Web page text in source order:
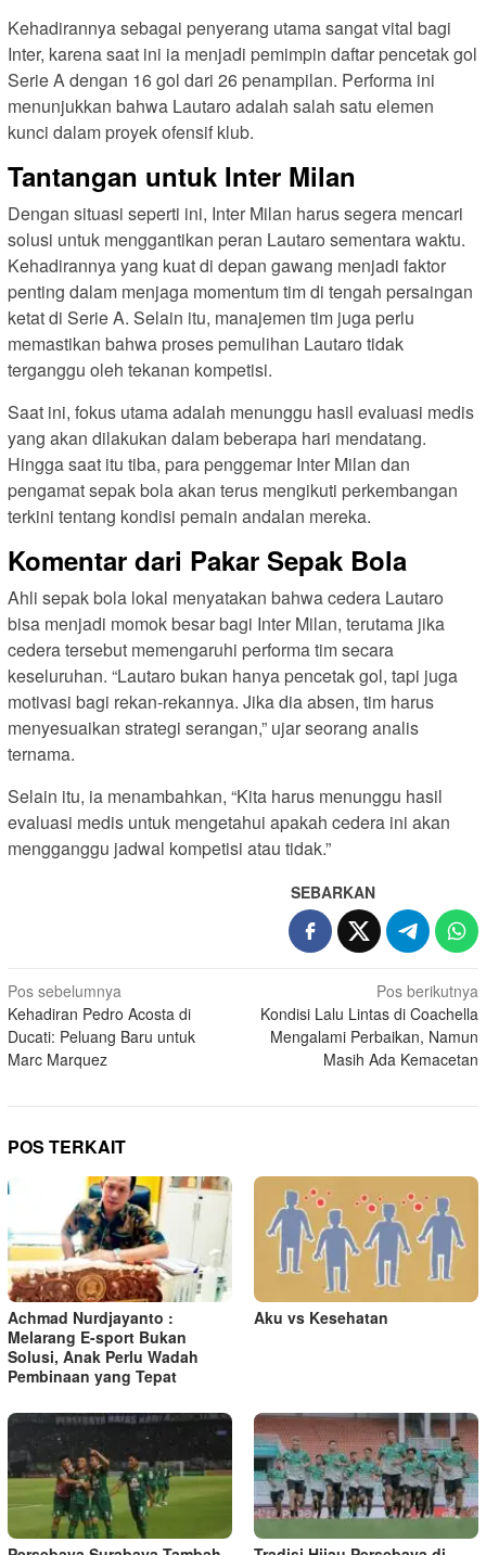
Kehadirannya sebagai penyerang utama sangat vital bagi
Inter, karena saat ini ia menjadi pemimpin daftar pencetak gol
Serie A dengan 16 gol dari 26 penampilan. Performa ini
menunjukkan bahwa Lautaro adalah salah satu elemen
kunci dalam proyek ofensif klub.
Tantangan untuk Inter Milan
Dengan situasi seperti ini, Inter Milan harus segera mencari
solusi untuk menggantikan peran Lautaro sementara waktu.
Kehadirannya yang kuat di depan gawang menjadi faktor
penting dalam menjaga momentum tim di tengah persaingan
ketat di Serie A. Selain itu, manajemen tim juga perlu
memastikan bahwa proses pemulihan Lautaro tidak
terganggu oleh tekanan kompetisi.
Saat ini, fokus utama adalah menunggu hasil evaluasi medis
yang akan dilakukan dalam beberapa hari mendatang.
Hingga saat itu tiba, para penggemar Inter Milan dan
pengamat sepak bola akan terus mengikuti perkembangan
terkini tentang kondisi pemain andalan mereka.
Komentar dari Pakar Sepak Bola
Ahli sepak bola lokal menyatakan bahwa cedera Lautaro
bisa menjadi momok besar bagi Inter Milan, terutama jika
cedera tersebut memengaruhi performa tim secara
keseluruhan. “Lautaro bukan hanya pencetak gol, tapi juga
motivasi bagi rekan-rekannya. Jika dia absen, tim harus
menyesuaikan strategi serangan,” ujar seorang analis
ternama.
Selain itu, ia menambahkan, “Kita harus menunggu hasil
evaluasi medis untuk mengetahui apakah cedera ini akan
mengganggu jadwal kompetisi atau tidak.”
SEBARKAN
N
a
v
g
a
s
i
p
o
s
Pos sebelumnya
Kehadiran Pedro Acosta di
Ducati: Peluang Baru untuk
Marc Marquez
Pos berikutnya
Kondisi Lalu Lintas di Coachella
Mengalami Perbaikan, Namun
Masih Ada Kemacetan
POS TERKAIT
Achmad Nurdjayanto :
Melarang E-sport Bukan
Solusi, Anak Perlu Wadah
Pembinaan yang Tepat
Aku vs Kesehatan